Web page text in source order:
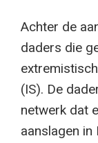
Achter de
daders die
(IS). De
netwerk dat
aanslagen